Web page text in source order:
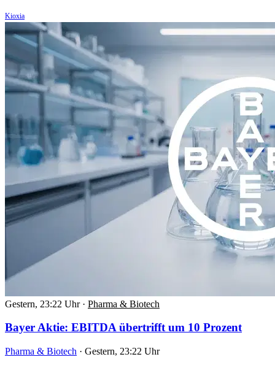
Kioxia
Gestern, 23:22 Uhr · Pharma & Biotech
Bayer Aktie: EBITDA übertrifft um 10 Prozent
Pharma & Biotech · Gestern, 23:22 Uhr